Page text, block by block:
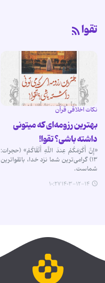
تقوا
نکات اخلاقی قرآن
بهترین رزومه‌ای که میتونی
داشته باشی؟ تقوا!
«إِنَّ أَکْرَمَکُمْ عِندَ اللَّهِ أَتْقَاکُمْ» (حجرات:
۱۳) گرامی‌ترین شما نزد خدا، باتقواترین
شماست.
۱۴۰۳-۱۲-۱۴ ۱۰:۲۷